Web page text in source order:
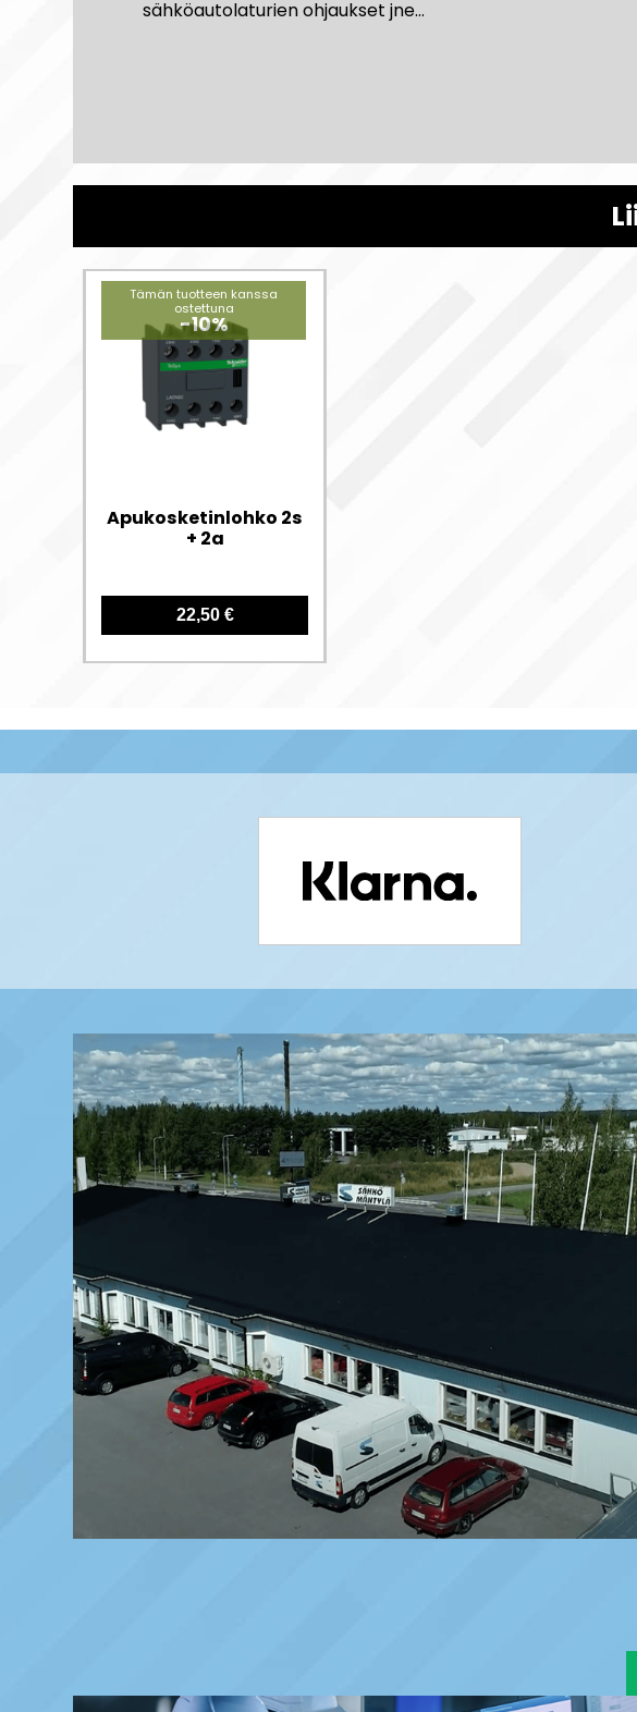
sähköautolaturien ohjaukset jne...
Tämän tuotteen kanssa
ostettuna
-10%
Apukosketinlohko 2s
+ 2a
22,50 €